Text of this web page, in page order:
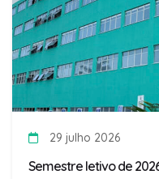
29 julho 2026
Semestre letivo de